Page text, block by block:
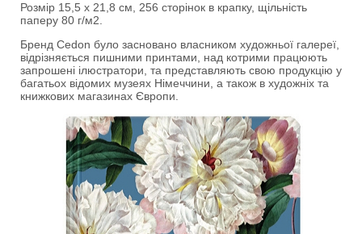
Розмір 15,5 x 21,8 см, 256 сторінок в крапку, щільність
паперу 80 г/м2.
Бренд Cedon було засновано власником художньої галереї,
відрізняється пишними принтами, над котрими працюють
запрошені ілюстратори, та представляють свою продукцію у
багатьох відомих музеях Німеччини, а також в художніх та
книжкових магазинах Європи.